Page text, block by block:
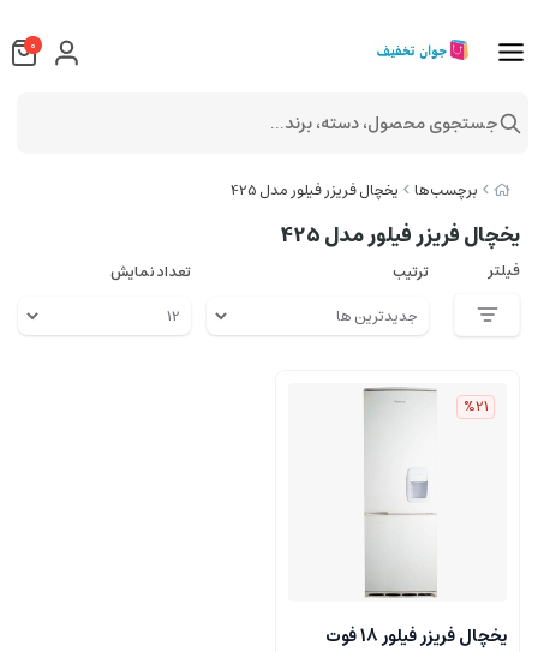
برچسب‌ها یخچال فریزر فیلور مدل 425
یخچال فریزر فیلور مدل 425
فیلتر ترتیب تعداد نمایش
%21
یخچال فریزر فیلور 18 فوت
0
جستجوی محصول، دسته، برند...